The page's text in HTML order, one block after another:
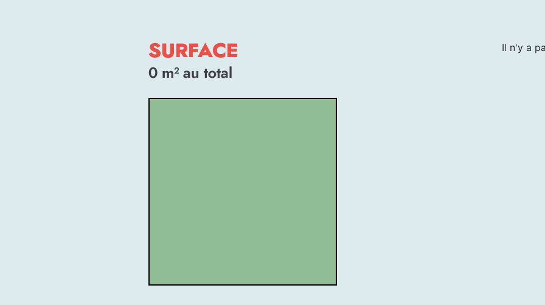
SURFACE
0 m² au total
Il n'y a